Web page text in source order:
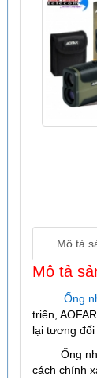
Mô tả
Mô tả
Ống
triển,
lại tương
Ống
cách chính